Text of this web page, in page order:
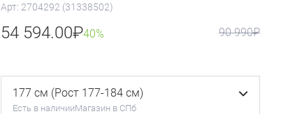
Арт: 2704292 (31338502)
54 594.00₽40% 90 990₽
177 см (Рост 177-184 см)
Есть в наличииМагазин в СПб